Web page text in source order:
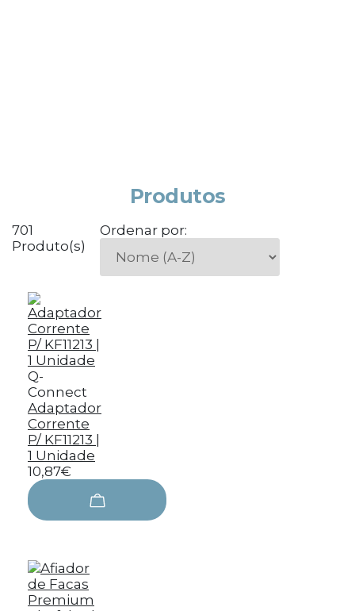
Produtos
701
Produto(s)
Ordenar por:
Q-
Connect
Adaptador
Corrente
P/ KF11213 |
1 Unidade
10,87€